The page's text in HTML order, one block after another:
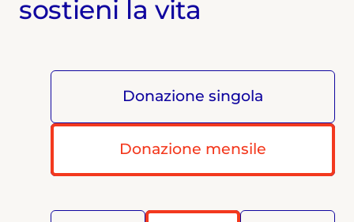
sostieni la vita
Donazione singola
Donazione mensile